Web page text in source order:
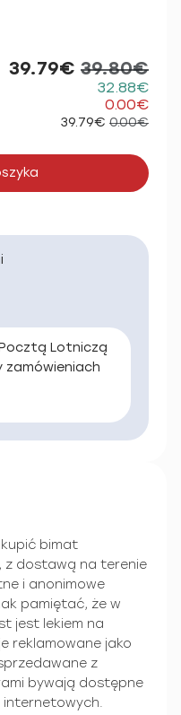
39.79€ 39.80€
32.88€
0.00€
39.79€ 0.00€
Lotniczą
bimat
dostawą na terenie
i anonimowe
pamiętać, że w
jest lekiem na
reklamowane jako
z
bywają dostępne